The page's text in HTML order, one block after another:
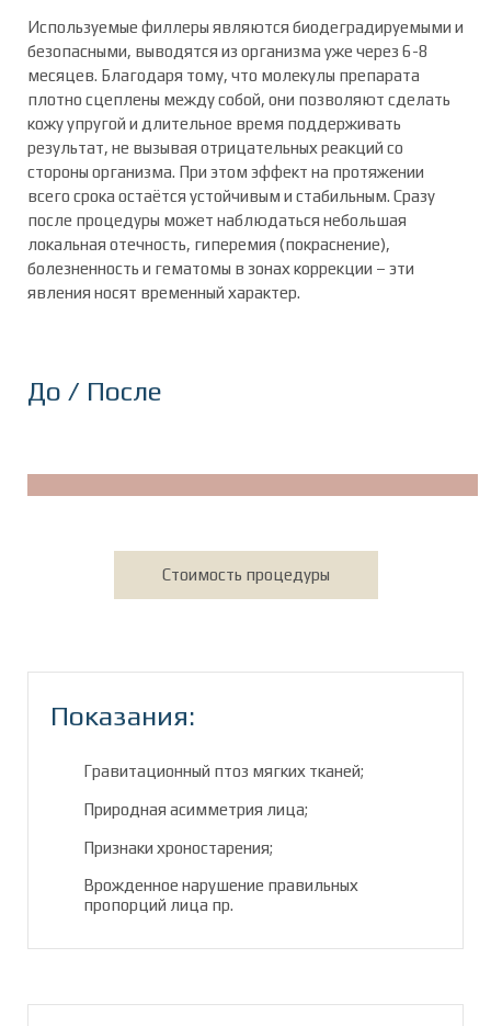
Используемые филлеры являются биодеградируемыми и
безопасными, выводятся из организма уже через 6-8
месяцев. Благодаря тому, что молекулы препарата
плотно сцеплены между собой, они позволяют сделать
кожу упругой и длительное время поддерживать
результат, не вызывая отрицательных реакций со
стороны организма. При этом эффект на протяжении
всего срока остаётся устойчивым и стабильным. Сразу
после процедуры может наблюдаться небольшая
локальная отечность, гиперемия (покраснение),
болезненность и гематомы в зонах коррекции – эти
явления носят временный характер.
До / После
Стоимость процедуры
Показания:
Гравитационный птоз мягких тканей;
Природная асимметрия лица;
Признаки хроностарения;
Врожденное нарушение правильных
пропорций лица пр.